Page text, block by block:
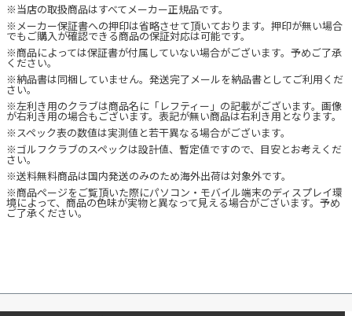
※当店の取扱商品はすべてメーカー正規品です。
※メーカー保証書への押印は省略させて頂いております。押印が無い場合
でもご購入が確認できる商品の保証対応は可能です。
※商品によっては保証書が付属していない場合がございます。予めご了承
ください。
※納品書は同梱していません。発送完了メールを納品書としてご利用くだ
さい。
※左利き用のクラブは商品名に「レフティー」の記載がございます。画像
が右利き用の場合もございます。表記が無い商品は右利き用となります。
※スペック表の数値は実測値と若干異なる場合がございます。
※ゴルフクラブのスペックは設計値、暫定値ですので、目安とお考えくだ
さい。
※送料無料商品は国内発送のみのため海外出荷は対象外です。
※商品ページをご覧頂いた際にパソコン・モバイル端末のディスプレイ環
境によって、商品の色味が実物と異なって見える場合がございます。予め
ご了承ください。